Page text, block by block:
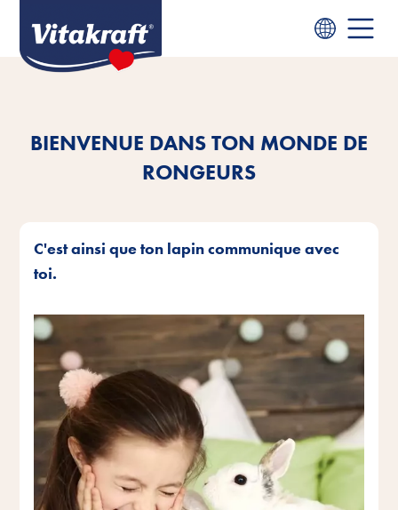
BIENVENUE DANS TON MONDE DE
RONGEURS
C'est ainsi que ton lapin communique avec
toi.